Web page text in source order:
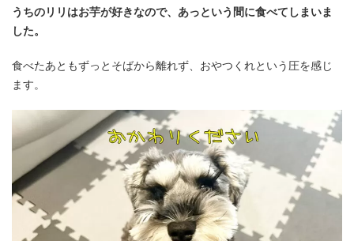
うちのリリはお芋が好きなので、あっという間に食べてしまいま
した。
食べたあともずっとそばから離れず、おやつくれという圧を感じ
ます。